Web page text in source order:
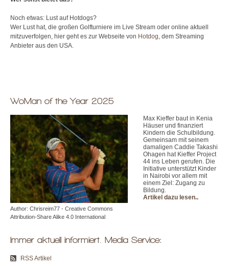
Noch etwas: Lust auf Hotdogs?
Wer Lust hat, die großen Golfturniere im Live Stream oder online aktuell
mitzuverfolgen, hier geht es zur Webseite von Hotdog , dem Streaming
Anbieter aus den USA.
WoMan of the Year 2025
Author: Chrisreim77 - Creative Commons
Attribution-Share Alike 4.0 International
Max Kieffer baut in Kenia
Häuser und finanziert
Kindern die Schulbildung.
Gemeinsam mit seinem
damaligen Caddie Takashi
Ohagen hat Kieffer Project
44 ins Leben gerufen. Die
Initiative unterstützt Kinder
in Nairobi vor allem mit
einem Ziel: Zugang zu
Bildung.
Artikel dazu lesen..
Immer aktuell informiert. Media Service:
RSS Artikel